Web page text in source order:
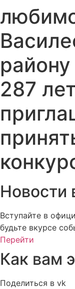
287
Новости
Вступайте в
будьте вкурсе
Перейти
Как вам
Поделиться в vk